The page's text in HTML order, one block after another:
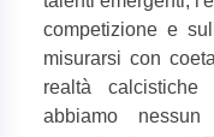
competizione e
misurarsi con
realtà
abbiamo